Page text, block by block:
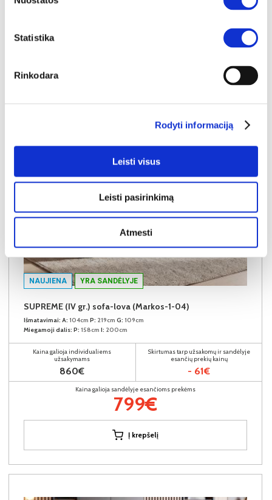
Statistika
Rinkodara
Rodyti informaciją
Leisti visus
Leisti pasirinkimą
Atmesti
NAUJIENA YRA SANDĖLYJE
SUPREME (IV gr.) sofa-lova (Markos-1-04)
Išmatavimai: A: 104cm P: 219cm G: 109cm
Miegamoji dalis: P: 158cm I: 200cm
Kaina galioja individualiems
užsakymams
860€
Skirtumas tarp užsakomų ir sandėlyje
esančių prekių kainų
- 61€
Kaina galioja sandėlyje esančioms prekėms
799€
Į krepšelį